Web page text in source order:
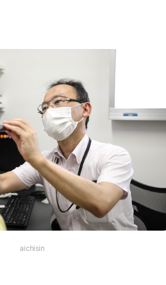
aichisin